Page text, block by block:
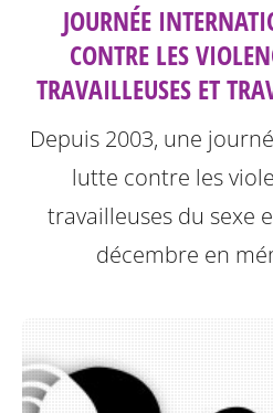
JOURNÉE
CONTRE LES
TRAVAILLEUSES ET
Depuis 2003, une
lutte contre les
travailleuses du sexe
décembre en